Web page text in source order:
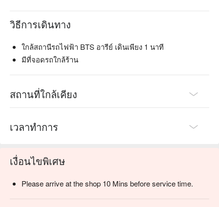
วิธีการเดินทาง
ใกล้สถานีรถไฟฟ้า BTS อารีย์ เดินเพียง 1 นาที
มีที่จอดรถใกล้ร้าน
สถานที่ใกล้เคียง
เวลาทำการ
เงื่อนไขพิเศษ
Please arrive at the shop 10 Mins before service time.